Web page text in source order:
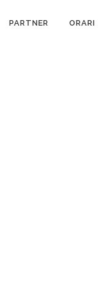
PARTNER ORARI